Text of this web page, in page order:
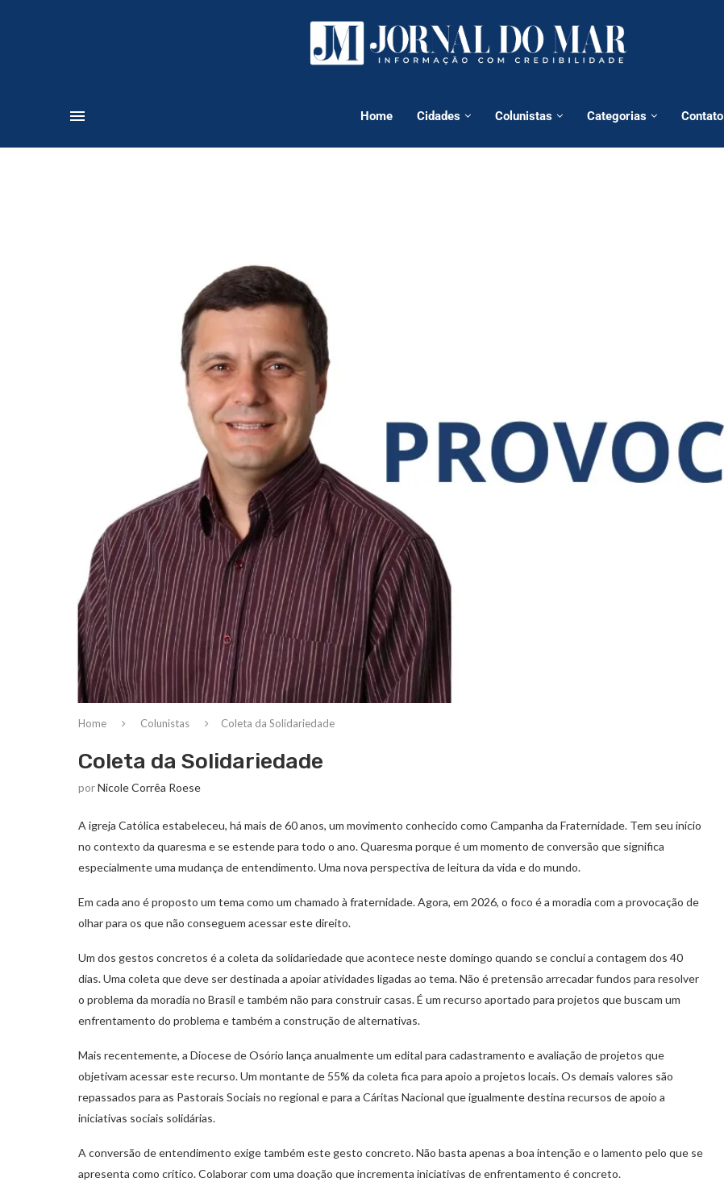
Home Cidades Colunistas Categorias Contato
Home Colunistas Coleta da Solidariedade
Coleta da Solidariedade
porNicole Corrêa Roese
A igreja Católica estabeleceu, há mais de 60 anos, um movimento conhecido como Campanha da Fraternidade. Tem seu início
no contexto da quaresma e se estende para todo o ano. Quaresma porque é um momento de conversão que significa
especialmente uma mudança de entendimento. Uma nova perspectiva de leitura da vida e do mundo.
Em cada ano é proposto um tema como um chamado à fraternidade. Agora, em 2026, o foco é a moradia com a provocação de
olhar para os que não conseguem acessar este direito.
Um dos gestos concretos é a coleta da solidariedade que acontece neste domingo quando se conclui a contagem dos 40
dias. Uma coleta que deve ser destinada a apoiar atividades ligadas ao tema. Não é pretensão arrecadar fundos para resolver
o problema da moradia no Brasil e também não para construir casas. É um recurso aportado para projetos que buscam um
enfrentamento do problema e também a construção de alternativas.
Mais recentemente, a Diocese de Osório lança anualmente um edital para cadastramento e avaliação de projetos que
objetivam acessar este recurso. Um montante de 55% da coleta fica para apoio a projetos locais. Os demais valores são
repassados para as Pastorais Sociais no regional e para a Cáritas Nacional que igualmente destina recursos de apoio a
iniciativas sociais solidárias.
A conversão de entendimento exige também este gesto concreto. Não basta apenas a boa intenção e o lamento pelo que se
apresenta como crítico. Colaborar com uma doação que incrementa iniciativas de enfrentamento é concreto.